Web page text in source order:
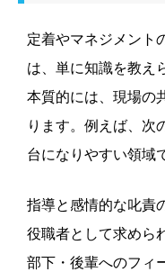
定着やマネジメント
は、単に知識を教え
本質的には、現場の
ります。例えば、次
台になりやすい領域
指導と感情的な叱責
役職者として求めら
部下・後輩へのフィ